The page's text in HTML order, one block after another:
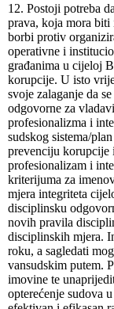
12. Postoji potreba
prava, koja mora biti
borbi protiv
operativne i
građanima u cijeloj
korupcije. U isto
svoje zalaganje da
odgovorne za
profesionalizma i
sudskog sistema/
prevenciju korupcije
profesionalizam i
kriterijuma za
mjera integriteta
disciplinsku
novih pravila
disciplinskih mjera.
roku, a sagledati
vansudskim putem.
imovine te
opterećenje sudova